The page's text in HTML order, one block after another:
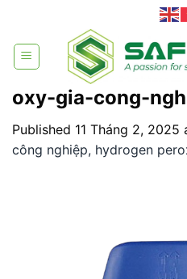
content
oxy-gia-cong-
Published 11 Tháng 2, 2025
công nghiệp, hydrogen